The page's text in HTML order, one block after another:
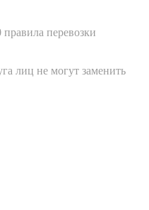
перевозки
лиц не могут заменить